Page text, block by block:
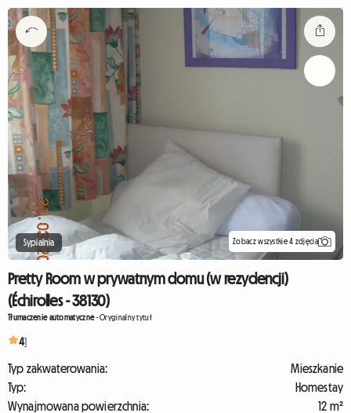
Sypialnia Zobacz wszystkie 4 zdjęcia
Pretty Room w prywatnym domu (w rezydencji)
(Échirolles - 38130)
Tłumaczenie automatyczne-Oryginalny tytuł
41
Typ zakwaterowania:
Mieszkanie
Typ:
Homestay
Wynajmowana powierzchnia:
12 m²